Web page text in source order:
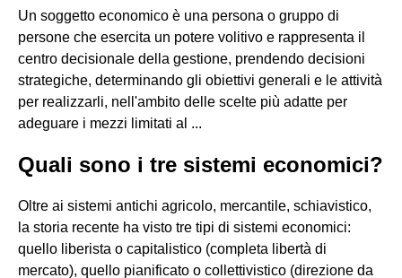
Un soggetto economico è una persona o gruppo di
persone che esercita un potere volitivo e rappresenta il
centro decisionale della gestione, prendendo decisioni
strategiche, determinando gli obiettivi generali e le attività
per realizzarli, nell'ambito delle scelte più adatte per
adeguare i mezzi limitati al ...
Quali sono i tre sistemi economici?
Oltre ai sistemi antichi agricolo, mercantile, schiavistico,
la storia recente ha visto tre tipi di sistemi economici:
quello liberista o capitalistico (completa libertà di
mercato), quello pianificato o collettivistico (direzione da